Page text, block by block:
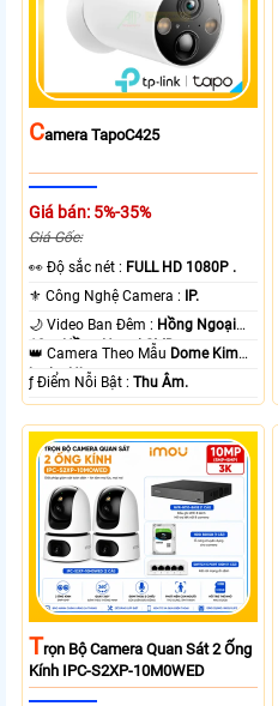
CAmera TapoC425
Giá bán: 5%-35%
Giá Gốc:
️👀 Độ sắc nét : FULL HD 1080P .
⚜️ Công Nghệ Camera :
IP.
🌙 Video Ban Đêm : Hồng Ngoại
10m Hồng Ngoại SMD.
👑 Camera Theo Mẫu Dome Kim
loại + Nhựa.
️ƒ Điểm Nỗi Bật :Thu Âm.
TRọn Bộ Camera Quan Sát 2 Ống
Kính IPC-S2XP-10M0WED